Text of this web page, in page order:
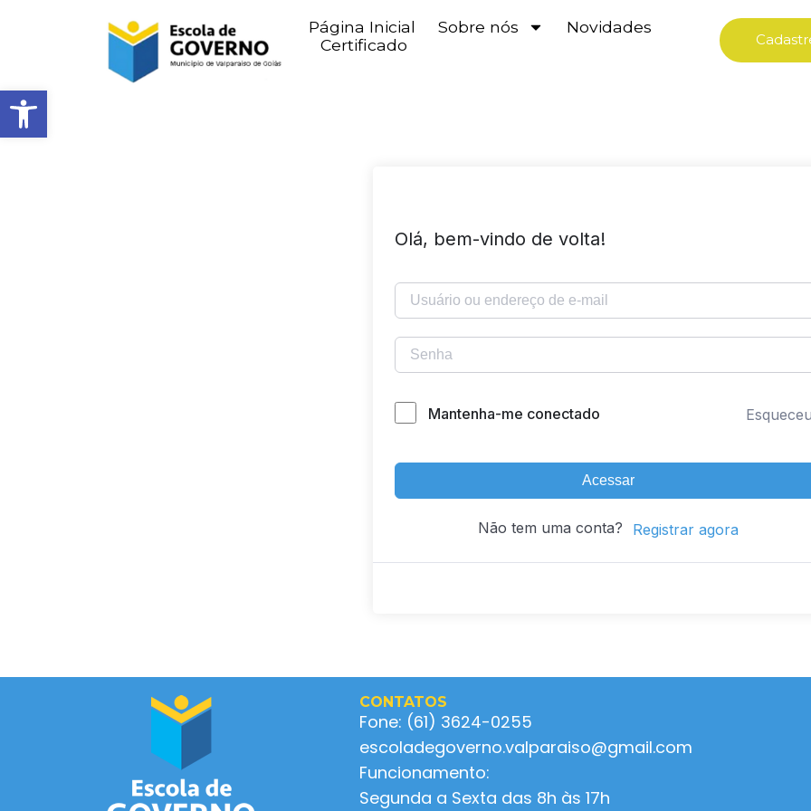
Abrir barra de ferramentas
Página Inicial Sobre nós
Novidades
Certificado
Olá, bem-vindo de volta!
Mantenha-me conectado
Acessar
Não tem uma conta? Registrar agora
CONTATOS
Fone: (61) 3624-0255
escoladegoverno.valparaiso@gmail.com
Funcionamento:
Segunda a Sexta das 8h às 17h